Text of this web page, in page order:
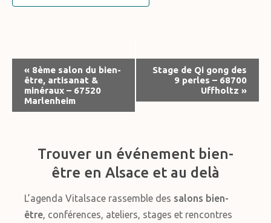
Navigation
Évènement
« 8ème salon du bien-
être, artisanat &
minéraux – 67520
Marlenheim
Stage de Qi gong des
9 perles – 68700
Uffholtz »
Trouver un événement bien-
être en Alsace et au delà
L’agenda Vitalsace rassemble des salons bien-
être, conférences, ateliers, stages et rencontres